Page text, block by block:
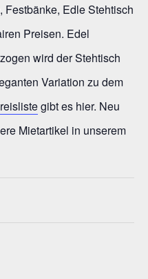
Festbänke, Edle Stehtisch
Preisen. Edel
wird der Stehtisch
Variation zu dem
gibt es hier. Neu
Mietartikel in unserem